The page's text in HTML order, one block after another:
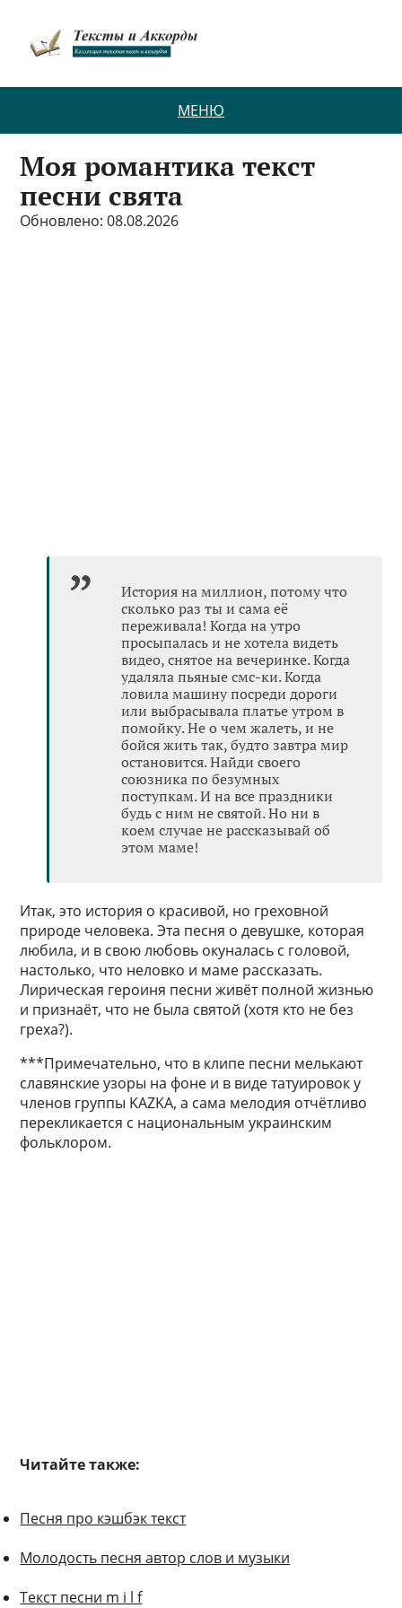
МЕНЮ
Моя романтика текст
песни свята
Обновлено: 08.08.2026
История на миллион, потому что
сколько раз ты и сама её
переживала! Когда на утро
просыпалась и не хотела видеть
видео, снятое на вечеринке. Когда
удаляла пьяные смс-ки. Когда
ловила машину посреди дороги
или выбрасывала платье утром в
помойку. Не о чем жалеть, и не
бойся жить так, будто завтра мир
остановится. Найди своего
союзника по безумных
поступкам. И на все праздники
будь с ним не святой. Но ни в
коем случае не рассказывай об
этом маме!
Итак, это история о красивой, но греховной
природе человека. Эта песня о девушке, которая
любила, и в свою любовь окуналась с головой,
настолько, что неловко и маме рассказать.
Лирическая героиня песни живёт полной жизнью
и признаёт, что не была святой (хотя кто не без
греха?).
***Примечательно, что в клипе песни мелькают
славянские узоры на фоне и в виде татуировок у
членов группы KAZKA, а сама мелодия отчётливо
перекликается с национальным украинским
фольклором.
Читайте также:
Песня про кэшбэк текст
Молодость песня автор слов и музыки
Текст песни m i l f